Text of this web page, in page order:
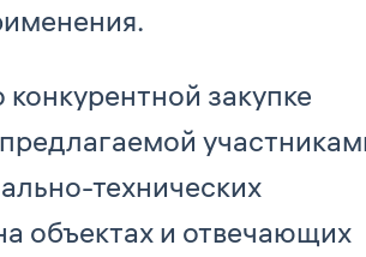
закупке
технических
объектах и отвечающих